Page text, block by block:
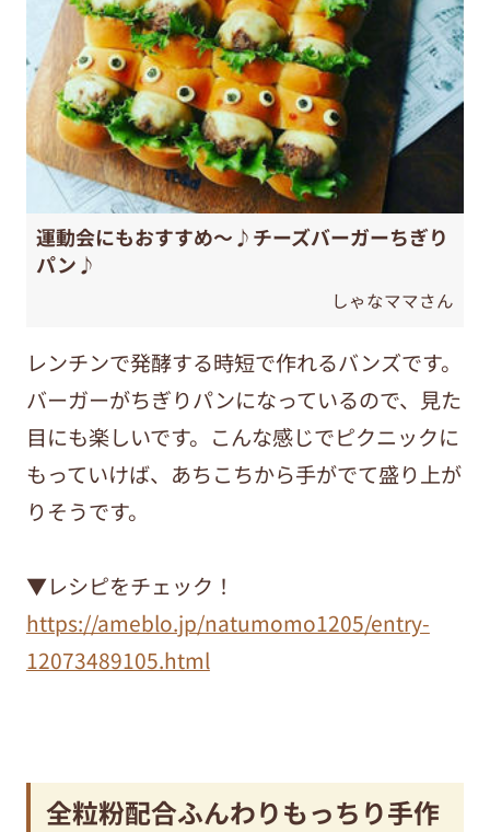
運動会にもおすすめ～♪チーズバーガーちぎり
パン♪
しゃなママさん
レンチンで発酵する時短で作れるバンズです。
バーガーがちぎりパンになっているので、見た
目にも楽しいです。こんな感じでピクニックに
もっていけば、あちこちから手がでて盛り上が
りそうです。
▼レシピをチェック！
https://ameblo.jp/natumomo1205/entry-
12073489105.html
全粒粉配合ふんわりもっちり手作